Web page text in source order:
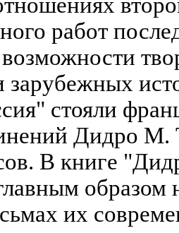
работ
зарубежных
стояли
Дидро М.
В книге
образом
их